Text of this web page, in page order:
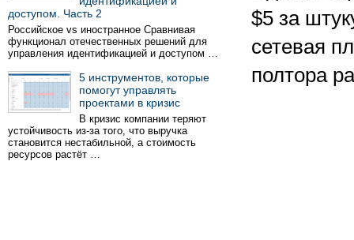
доступом. Часть 2
Российское vs иностранное Сравнивая
функционал отечественных решений для
управления идентификацией и доступом …
5 инструментов, которые
помогут управлять
проектами в кризис
В кризис компании теряют
устойчивость из-за того, что выручка
становится нестабильной, а стоимость
ресурсов растёт …
$5 за
сетевая
полтора